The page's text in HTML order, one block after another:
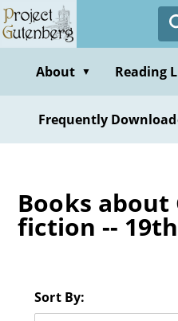
Skip
to
contentAbout ▼ Reading
Frequently
Books about
fiction --
Sort By: